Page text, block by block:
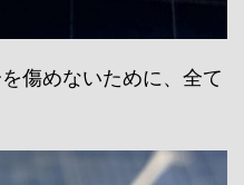
傷めないために、全て